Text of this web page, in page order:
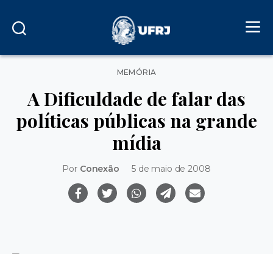
Categorias
MEMÓRIA
A Dificuldade de falar das
políticas públicas na grande
mídia
Por Conexão 5 de maio de 2008